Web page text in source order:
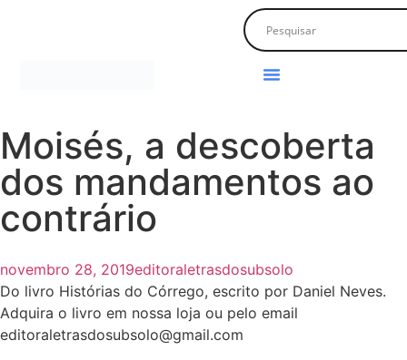
Moisés, a descoberta
dos mandamentos ao
contrário
novembro 28, 2019editoraletrasdosubsolo
Do livro Histórias do Córrego, escrito por Daniel Neves.
Adquira o livro em nossa loja ou pelo email
editoraletrasdosubsolo@gmail.com